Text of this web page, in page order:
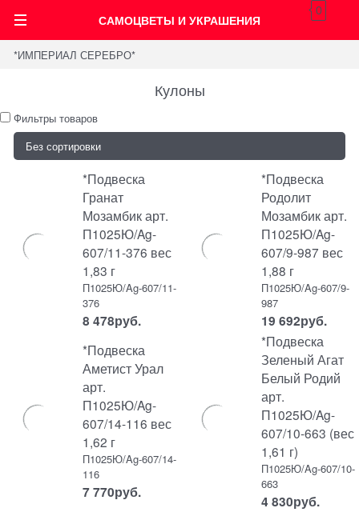
САМОЦВЕТЫ И УКРАШЕНИЯ
0
*ИМПЕРИАЛ СЕРЕБРО*
Кулоны
Фильтры товаров
*Подвеска
Гранат
Мозамбик арт.
П1025Ю/Ag-
607/11-376 вес
1,83 г
П1025Ю/Ag-607/11-
376
8 478руб.
*Подвеска
Родолит
Мозамбик арт.
П1025Ю/Ag-
607/9-987 вес
1,88 г
П1025Ю/Ag-607/9-
987
19 692руб.
*Подвеска
Аметист Урал
арт.
П1025Ю/Ag-
607/14-116 вес
1,62 г
П1025Ю/Ag-607/14-
116
7 770руб.
*Подвеска
Зеленый Агат
Белый Родий
арт.
П1025Ю/Ag-
607/10-663 (вес
1,61 г)
П1025Ю/Ag-607/10-
663
4 830руб.